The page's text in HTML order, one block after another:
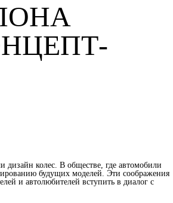
колес. В обществе, где автомобили
будущих моделей. Эти соображения
и автолюбителей вступить в диалог с